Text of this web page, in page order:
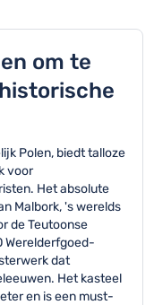
om te
Polen, biedt talloze
voor
Het absolute
Malbork, 's werelds
de Teutoonse
Werelderfgoed-
dat
Het kasteel
en is een must-